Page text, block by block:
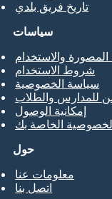
تاريخ فريق بلدي
حول
معلومات عنا
اتصل بنا
سياسات
والاستخدام
شروط الاستخدام
سياسة الخصوصية
للمدارس والطلاب
إمكانية الوصول
الخاصة بك